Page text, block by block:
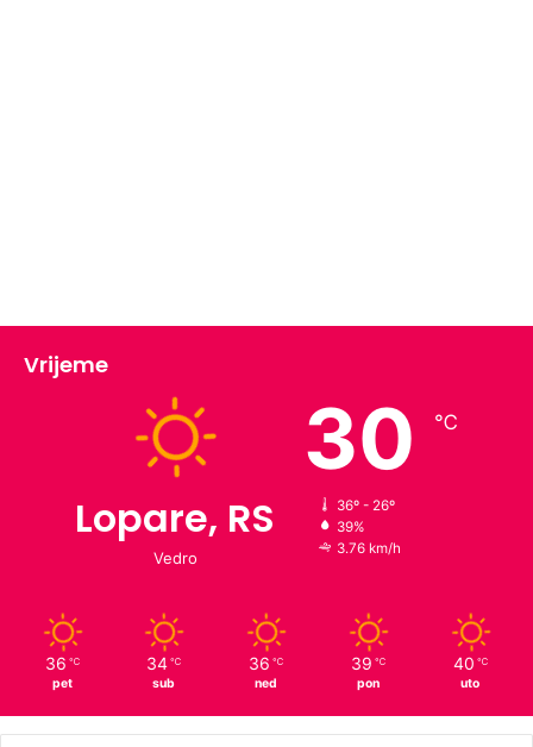
Vrijeme
Lopare, RS
Vedro
30 ℃
36º - 26º
39%
3.76 km/h
36 ℃
pet
34 ℃
sub
36 ℃
ned
39 ℃
pon
40 ℃
uto